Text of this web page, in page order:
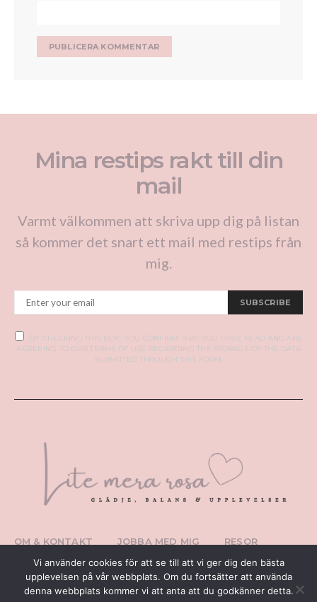
Mina restips rakt till din
mail
Varmt välkommen att skriva upp dig på listan
så kommer det snart ett mail med restips från
mig.
SUBSCRIBE
BY CHECKING THIS BOX, YOU CONFIRM THAT YOU HAVE READ AND ARE
AGREEING TO OUR TERMS OF USE REGARDING THE STORAGE OF THE DATA
SUBMITTED THROUGH THIS FORM.
OM & KONTAKT JOBBA MED MIG
RESOR
PERSONLIGT
TIPS I ÖSTERGÖTLAND
WEBBUTIK
Vi använder cookies för att se till att vi ger dig den bästa
upplevelsen på vår webbplats. Om du fortsätter att använda
denna webbplats kommer vi att anta att du godkänner detta.